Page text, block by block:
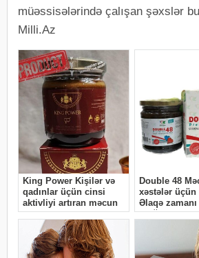
müəssisələrində çalışan şəxslər
Milli.Az